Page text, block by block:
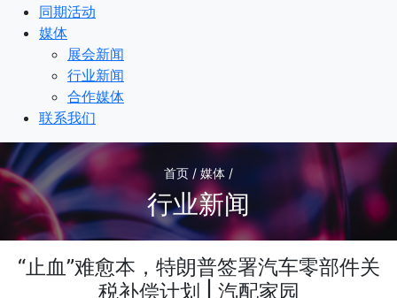
同期活动
媒体
展会新闻
行业新闻
合作媒体
联系我们
首页 / 媒体 /
行业新闻
“止血”难愈本，特朗普签署汽车零部件关
税补偿计划 | 汽配家园